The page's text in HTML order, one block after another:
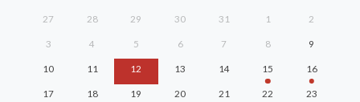
27 28 29 30 31 1 2
3 4 5 6 7 8 9
10 11 12 13 14 15 16
17 18 19 20 21 22 23